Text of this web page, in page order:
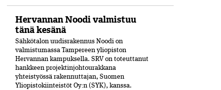
Hervannan Noodi valmistuu
tänä kesänä
Sähkötalon uudisrakennus Noodi on
valmistumassa Tampereen yliopiston
Hervannan kampuksella. SRV on toteuttanut
hankkeen projektinjohtourakkana
yhteistyössä rakennuttajan, Suomen
Yliopistokiinteistöt Oy:n (SYK), kanssa.